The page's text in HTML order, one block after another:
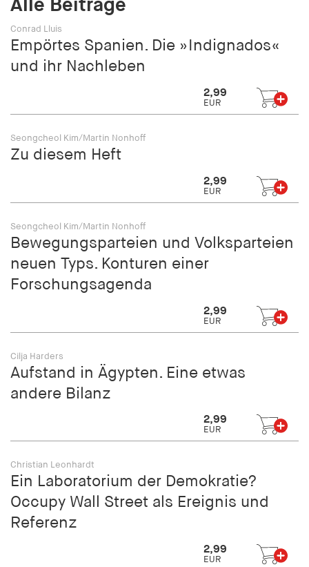
Alle Beiträge
Conrad Lluis
Empörtes Spanien. Die »Indignados«
und ihr Nachleben
2,99
EUR
Seongcheol Kim/Martin Nonhoff
Zu diesem Heft
2,99
EUR
Seongcheol Kim/Martin Nonhoff
Bewegungsparteien und Volksparteien
neuen Typs. Konturen einer
Forschungsagenda
2,99
EUR
Cilja Harders
Aufstand in Ägypten. Eine etwas
andere Bilanz
2,99
EUR
Christian Leonhardt
Ein Laboratorium der Demokratie?
Occupy Wall Street als Ereignis und
Referenz
2,99
EUR